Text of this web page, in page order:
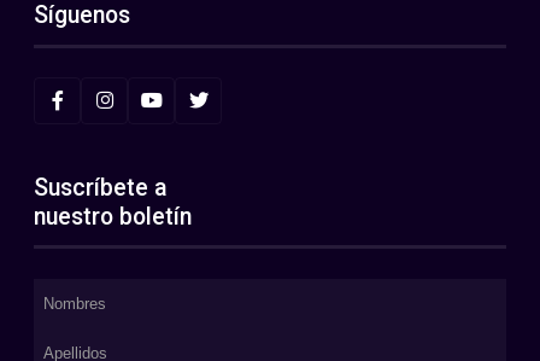
Síguenos
Suscríbete a
nuestro boletín